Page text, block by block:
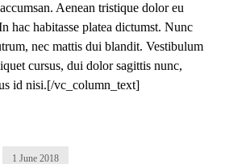
Aenean tristique dolor eu
hac habitasse platea dictumst. Nunc
nec mattis dui blandit. Vestibulum
cursus, dui dolor sagittis nunc,
id nisi.[/vc_column_text]
1 June 2018